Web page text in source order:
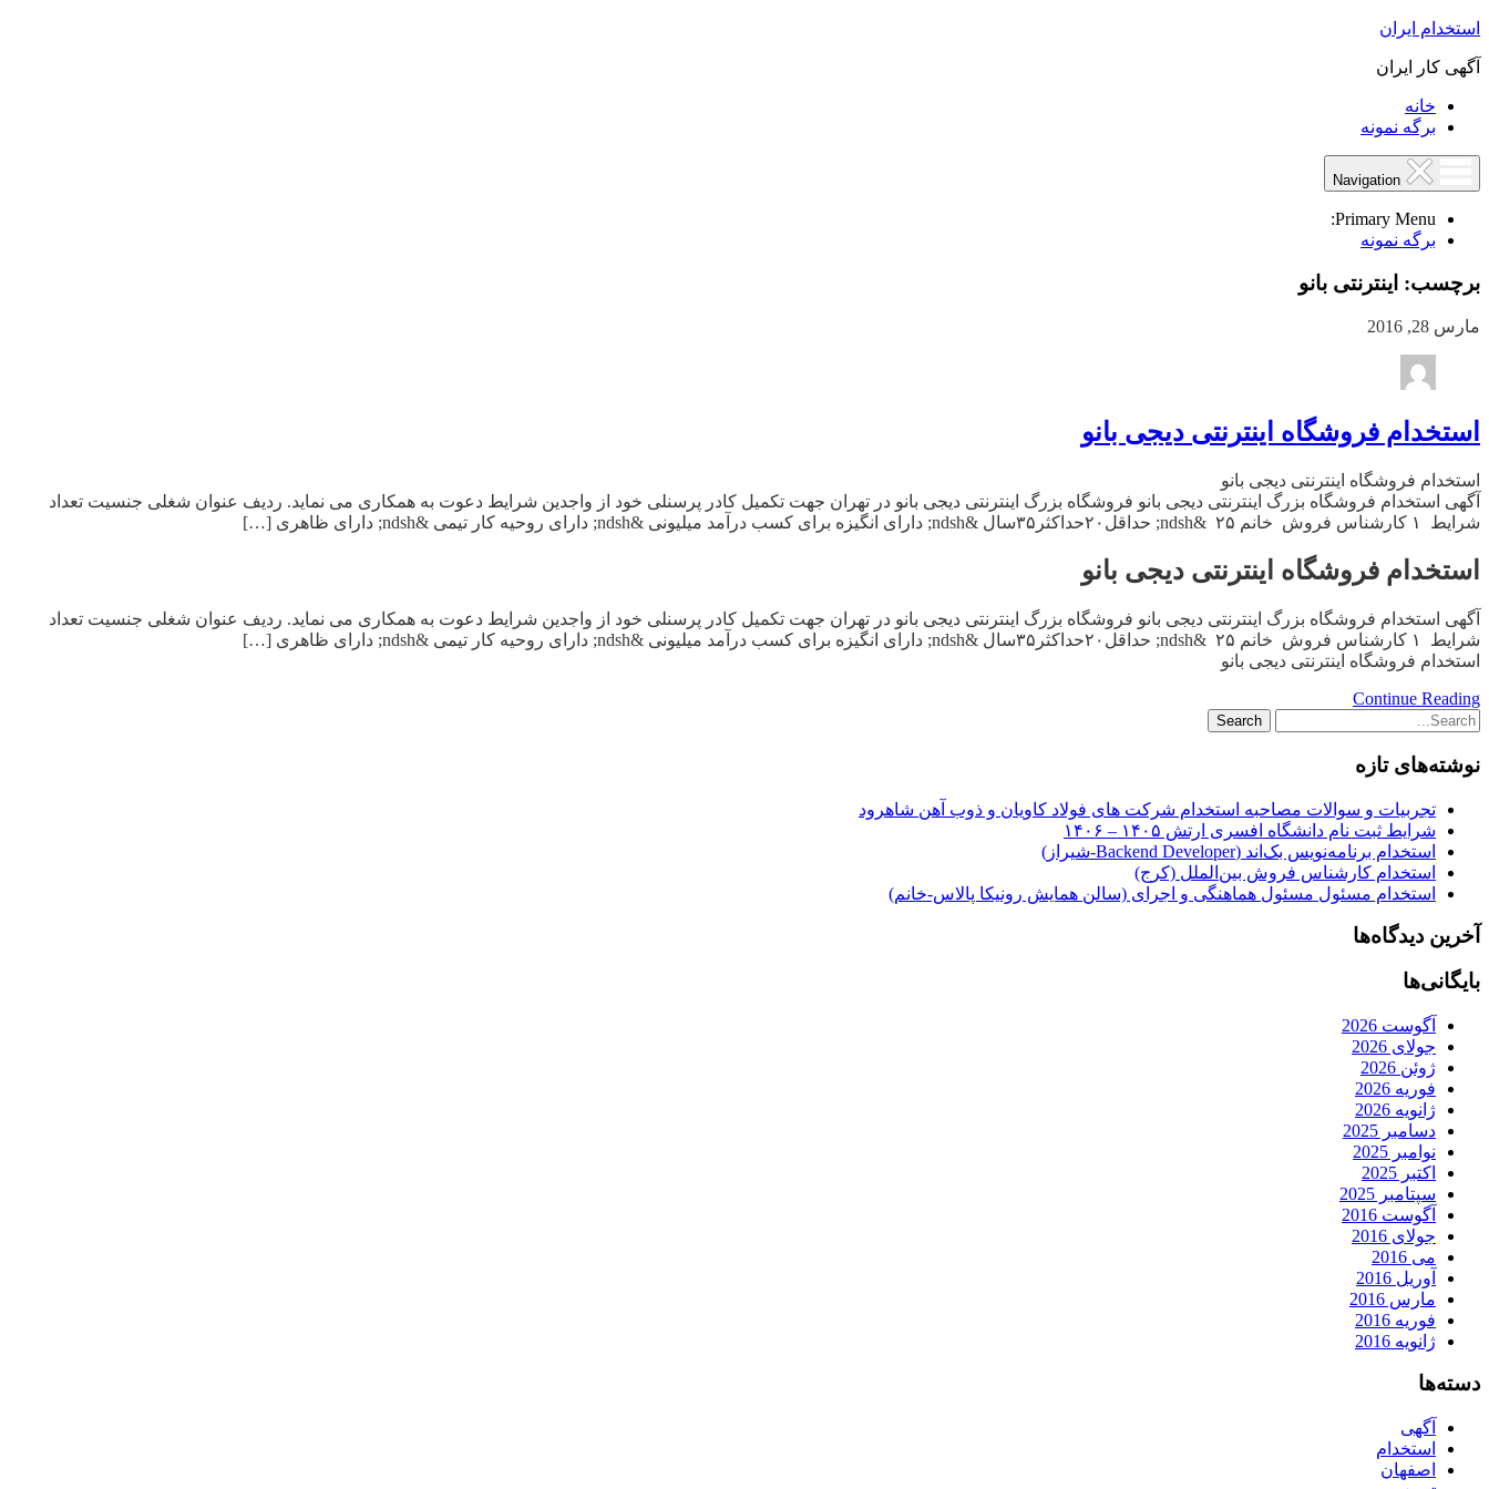
استخدام ایران
آگهی کار ایران
خانه
برگه نمونه
Primary Menu:
برگه نمونه
برچسب: اینترنتی بانو
مارس 28, 2016
استخدام فروشگاه اینترنتی دیجی بانو
استخدام فروشگاه اینترنتی دیجی بانو
آگهی استخدام فروشگاه بزرگ اینترنتی دیجی بانو فروشگاه بزرگ اینترنتی دیجی بانو در تهران جهت تکمیل کادر پرسنلی خود از واجدین شرایط دعوت به همکاری می نماید. ردیف عنوان شغلی جنسیت تعداد
شرایط ۱ کارشناس فروش خانم ۲۵ &ndsh; حداقل۲۰حداکثر۳۵سال &ndsh; دارای انگیزه برای کسب درآمد میلیونی &ndsh; دارای روحیه کار تیمی &ndsh; دارای ظاهری […]
استخدام فروشگاه اینترنتی دیجی بانو
آگهی استخدام فروشگاه بزرگ اینترنتی دیجی بانو فروشگاه بزرگ اینترنتی دیجی بانو در تهران جهت تکمیل کادر پرسنلی خود از واجدین شرایط دعوت به همکاری می نماید. ردیف عنوان شغلی جنسیت تعداد
شرایط ۱ کارشناس فروش خانم ۲۵ &ndsh; حداقل۲۰حداکثر۳۵سال &ndsh; دارای انگیزه برای کسب درآمد میلیونی &ndsh; دارای روحیه کار تیمی &ndsh; دارای ظاهری […]
استخدام فروشگاه اینترنتی دیجی بانو
Continue Reading
نوشته‌های تازه
تجربیات و سوالات مصاحبه استخدام شرکت های فولاد کاویان و ذوب آهن شاهرود
شرایط ثبت نام دانشگاه افسری ارتش ۱۴۰۵ – ۱۴۰۶
استخدام برنامه‌نویس بک‌اند (Backend Developer-شیراز)
استخدام کارشناس فروش بین‌الملل (کرج)
استخدام مسئول مسئول هماهنگی و اجرای (سالن همایش رونیکا پالاس-خانم)
آخرین دیدگاه‌ها
بایگانی‌ها
آگوست 2026
جولای 2026
ژوئن 2026
فوریه 2026
ژانویه 2026
دسامبر 2025
نوامبر 2025
اکتبر 2025
سپتامبر 2025
آگوست 2016
جولای 2016
می 2016
آوریل 2016
مارس 2016
فوریه 2016
ژانویه 2016
دسته‌ها
آگهی
استخدام
اصفهان